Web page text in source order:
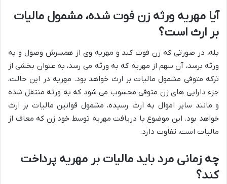
آیا مهریه ورثه زن فوت شده، مشمول مالیات
بر ارث است؟
بله، در صورتی که زن فوت کند و مهریه وی از همسرش وصول و به
ورثه برسد، آن سهم از مهریه که به ورثه می رسد، به عنوان بخشی از
ترکه متوفی مشمول مالیات بر ارث خواهد بود. مهریه در این حالت،
جزء دارایی های زن متوفی محسوب می شود که به ورثه منتقل شده
و مانند سایر اموال به ارث رسیده، مشمول قوانین مالیات بر ارث
خواهد بود. این موضوع با دریافت مهریه توسط خود زن که معاف از
مالیات است، تفاوت دارد.
چه زمانی مرد باید مالیات بر مهریه پرداخت
کند؟